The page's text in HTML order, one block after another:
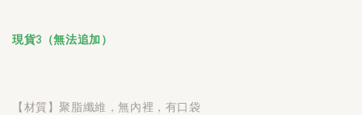
現貨3（無法追加）
【材質】聚脂纖維，無內裡，有口袋